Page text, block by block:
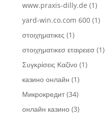
www.praxis-dilly.de (1)
yard-win.co.com 600(1)
στοιχηματικες (1)
στοιχηματικεσ εταιρειεσ(1)
Συγκρίσεις Καζίνο(1)
казино онлайн (1)
Микрокредит(34)
онлайн казино(3)